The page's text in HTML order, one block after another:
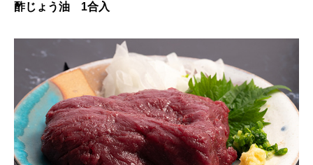
酢じょう油 1合入